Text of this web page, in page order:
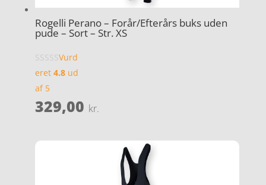
Rogelli Perano – Forår/Efterårs buks uden
pude – Sort – Str. XS
Vurd
eret 4.8ud
af 5
329,00 kr.